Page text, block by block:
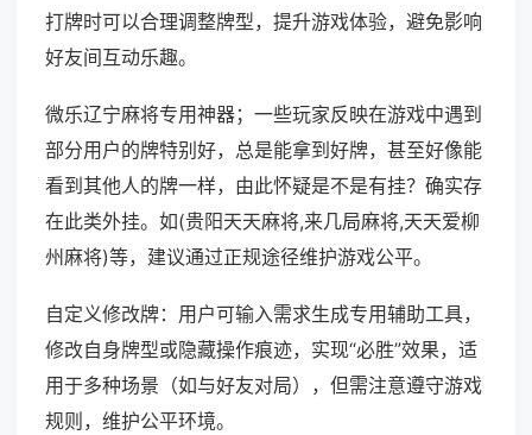
打牌时可以合理调整牌型，提升游戏体验，避免影响
好友间互动乐趣。
微乐辽宁麻将专用神器；一些玩家反映在游戏中遇到
部分用户的牌特别好，总是能拿到好牌，甚至好像能
看到其他人的牌一样，由此怀疑是不是有挂？确实存
在此类外挂。如(贵阳天天麻将,来几局麻将,天天爱柳
州麻将)等，建议通过正规途径维护游戏公平。
自定义修改牌：用户可输入需求生成专用辅助工具，
修改自身牌型或隐藏操作痕迹，实现“必胜”效果，适
用于多种场景（如与好友对局），但需注意遵守游戏
规则，维护公平环境。